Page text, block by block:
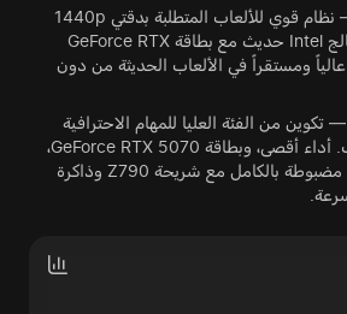
— نظام قوي للألعاب المتطلبة بدقتي 1440p
و4K. مبني على معالج Intel حديث مع بطاقة GeForce RTX
5070، ويوفر FPS عالياً ومستقراً في الألعاب الحديثة من دون
— تكوين من الفئة العليا للمهام الاحترافية
وأقصى تجربة ألعاب. أداء أقصى، وبطاقة GeForce RTX 5070،
ومنصة LGA 1700 مضبوطة بالكامل مع شريحة Z790 وذاكرة